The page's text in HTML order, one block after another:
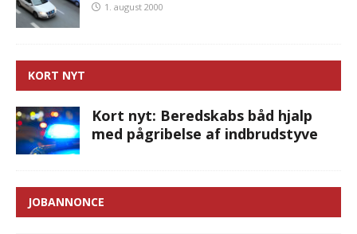
1. august 2000
KORT NYT
Kort nyt: Beredskabs båd hjalp
med pågribelse af indbrudstyve
JOBANNONCE